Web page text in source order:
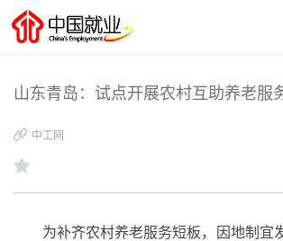
山东青岛：试点开展农村互助养老服
中工网
为补齐农村养老服务短板，因地制宜